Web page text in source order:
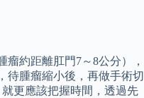
約距離肛門7～8公分），
待腫瘤縮小後，再做手術切
更應該把握時間，透過先